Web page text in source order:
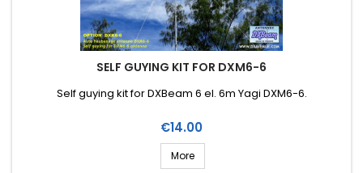
SELF GUYING KIT FOR DXM6-6
Self guying kit for DXBeam 6 el. 6m Yagi DXM6-6.
Price
€14.00
More